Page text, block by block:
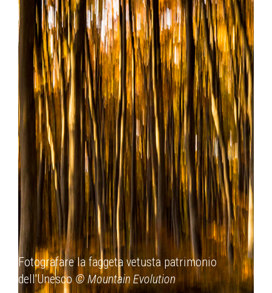
Fotografare la faggeta vetusta patrimonio
dell'Unesco© Mountain Evolution